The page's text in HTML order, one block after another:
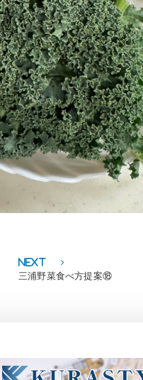
Next
Next
post:
三浦野菜食べ方提案⑱